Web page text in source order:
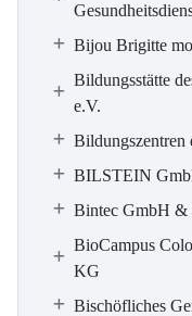
Bijou Brigitte
Bildungsstätte
e.V.
Bildungszentren
BILSTEIN
Bintec GmbH &
BioCampus
KG
Bischöfliches